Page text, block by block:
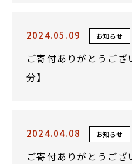
2024.05.09 お知らせ
ご寄付ありがとうご
分】
2024.04.08 お知らせ
ご寄付ありがとうご